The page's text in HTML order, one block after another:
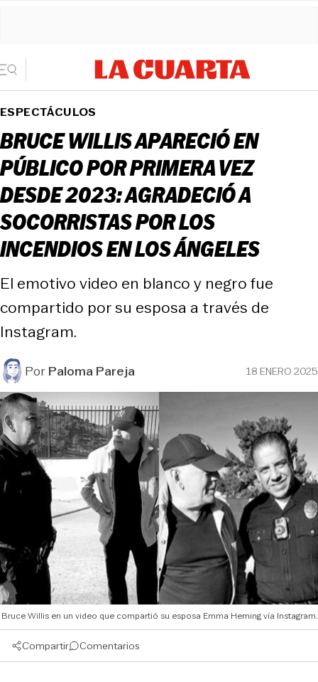
ESPECTÁCULOS
BRUCE WILLIS APARECIÓ EN
PÚBLICO POR PRIMERA VEZ
DESDE 2023: AGRADECIÓ A
SOCORRISTAS POR LOS
INCENDIOS EN LOS ÁNGELES
El emotivo video en blanco y negro fue
compartido por su esposa a través de
Instagram.
PorPaloma Pareja 18 ENERO 2025
Bruce Willis en un video que compartió su esposa Emma Heming vía Instagram.
Compartir Comentarios